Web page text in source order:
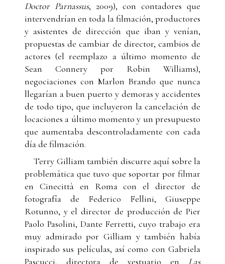
Doctor Parnassus, 2009), con contadores que
intervendrían en toda la filmación, productores
y asistentes de dirección que iban y venían,
propuestas de cambiar de director, cambios de
actores (el reemplazo a último momento de
Sean Connery por Robin Williams),
negociaciones con Marlon Brando que nunca
llegarían a buen puerto y demoras y accidentes
de todo tipo, que incluyeron la cancelación de
locaciones a último momento y un presupuesto
que aumentaba descontroladamente con cada
día de filmación.
Terry Gilliam también discurre aquí sobre la
problemática que tuvo que soportar por filmar
en Cinecittà en Roma con el director de
fotografía de Federico Fellini, Giuseppe
Rotunno, y el director de producción de Pier
Paolo Pasolini, Dante Ferretti, cuyo trabajo era
muy admirado por Gilliam y también había
inspirado sus películas, así como con Gabriela
Pascucci, directora de vestuario en Las